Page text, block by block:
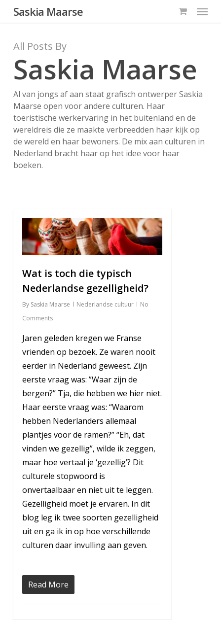
Skip
content
Saskia Maarse Menu
All Posts By
Saskia Maarse
Al van jongs af aan staat grafisch ontwerper Saskia
Maarse open voor andere culturen. Haar
toeristische werkervaring in het buitenland en de
wereldreis die ze maakte verbreedden haar kijk op
de wereld en haar bewoners. De mix aan culturen in
Nederland bracht haar op het idee voor haar
boeken.
Wat is toch die typisch
Nederlandse gezelligheid?
By Saskia Maarse Nederlandse cultuur
No
Comments
Jaren geleden kregen we Franse
vrienden op bezoek. Ze waren nooit
eerder in Nederland geweest. Zijn
eerste vraag was: ”Waar zijn de
bergen?” Tja, die hebben we hier niet.
Haar eerste vraag was: “Waarom
hebben Nederlanders allemaal
plantjes voor de ramen?” “Eh, dat
vinden we gezellig”, wilde ik zeggen,
maar hoe vertaal je ‘gezellig’? Dit
culturele stopwoord is
onvertaalbaar en niet uit te leggen.
Gezelligheid moet je ervaren. In dit
blog leg ik twee soorten gezelligheid
uit en ga ik in op hoe verschillende
culturen daar invulling aan geven.
Read More
3